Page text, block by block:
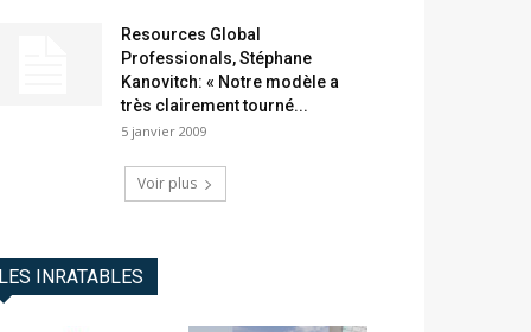
Resources Global
Professionals, Stéphane
Kanovitch: « Notre modèle a
très clairement tourné...
5 janvier 2009
Voir plus
LES INRATABLES